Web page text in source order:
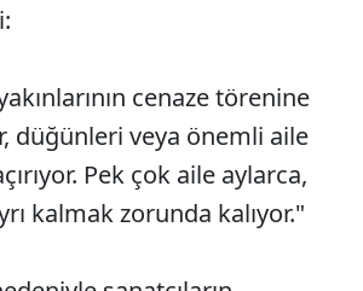
cenaze törenine
düğünleri veya önemli aile
Pek çok aile aylarca,
kalmak zorunda kalıyor."